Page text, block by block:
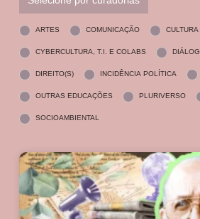
ARTES COMUNICAÇÃO CULTURA
CYBERCULTURA, T.I. E COLABS
DIREITO(S) INCIDÊNCIA POLÍTICA
OUTRAS EDUCAÇÕES PLURIVERSO
SOCIOAMBIENTAL